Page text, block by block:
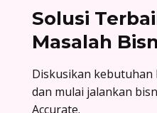
Solusi
Masalah
Diskusikan kebutuhan
dan mulai jalankan
Accurate.